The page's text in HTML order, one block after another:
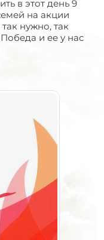
в этот день 9
на акции
нужно, так
и ее у нас